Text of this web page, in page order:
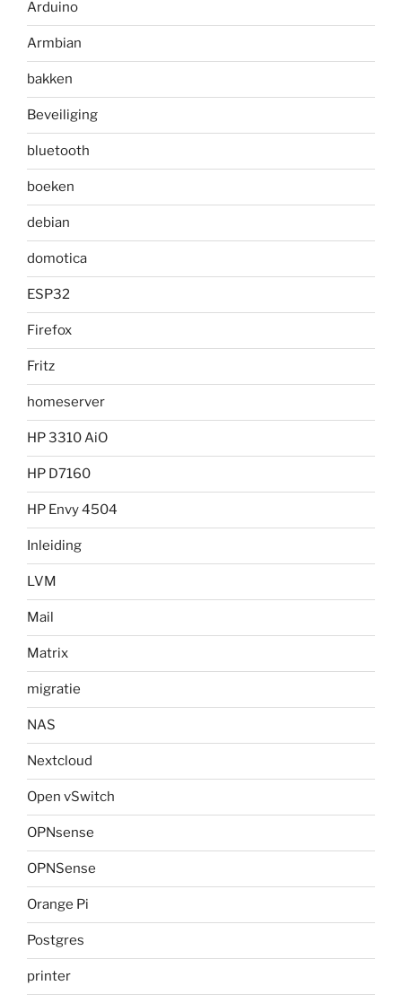
Arduino
Armbian
bakken
Beveiliging
bluetooth
boeken
debian
domotica
ESP32
Firefox
Fritz
homeserver
HP 3310 AiO
HP D7160
HP Envy 4504
Inleiding
LVM
Mail
Matrix
migratie
NAS
Nextcloud
Open vSwitch
OPNsense
OPNSense
Orange Pi
Postgres
printer